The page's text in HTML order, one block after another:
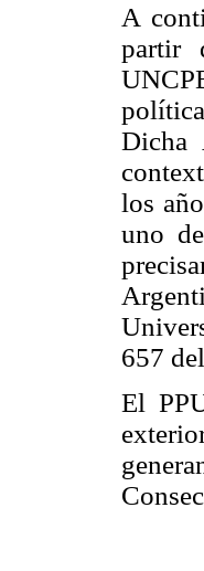
A
partir
Dicha
los
uno
657
El